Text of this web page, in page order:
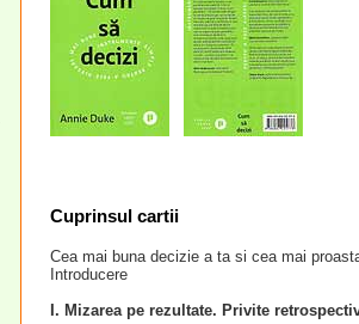
Cuprinsul cartii
Cea mai buna decizie a ta si cea mai
Introducere
I. Mizarea pe rezultate. Privite